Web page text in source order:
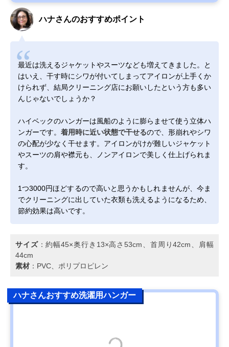
ハナさんのおすすめポイント
最近は洗えるジャケットやスーツなども増えてきました。と
はいえ、干す時にシワが付いてしまってアイロンが上手くか
けられず、結局クリーニング店にお願いしたという方も多い
んじゃないでしょうか？
ハイベックのハンガーは風船のように膨らませて使う立体ハ
ンガーです。 着用時に近い状態で干せるので、形崩れやシワ
の心配が少なく干せます。アイロンがけが難しいジャケット
やスーツの肩や襟元も、ノンアイロンで美しく仕上げられま
す。
1つ3000円ほどするので高いと思うかもしれませんが、今ま
でクリーニングに出していた衣類も洗えるようになるため、
節約効果は高いです。
サイズ：約幅45×奥行き13×高さ53cm、首周り42cm、肩幅
44cm
素材 ：PVC、ポリプロピレン
ハナさんおすすめ洗濯用ハンガー